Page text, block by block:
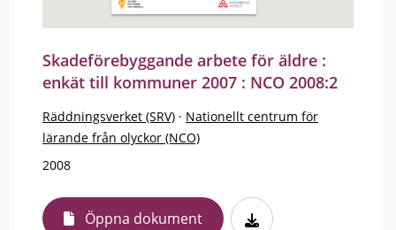
Skadeförebyggande arbete för äldre :
enkät till kommuner 2007 : NCO 2008:2
Räddningsverket (SRV) · Nationellt centrum för
lärande från olyckor (NCO)
2008
Öppna dokument